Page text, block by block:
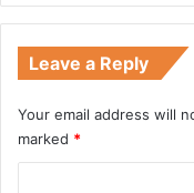
Leave a Reply
Your email address will
marked *